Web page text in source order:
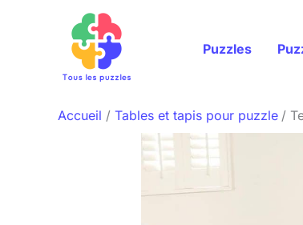
Puzzles
Accueil Tables et tapis pour puzzle